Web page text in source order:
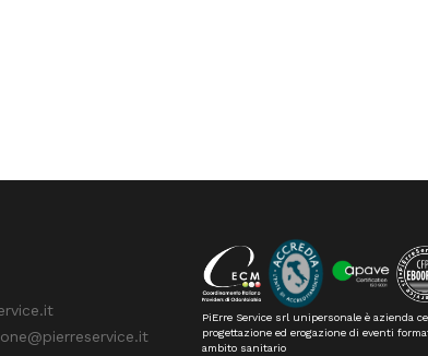
PiErre Service srl unipersonale è azienda
progettazione ed erogazione di eventi
ambito sanitario